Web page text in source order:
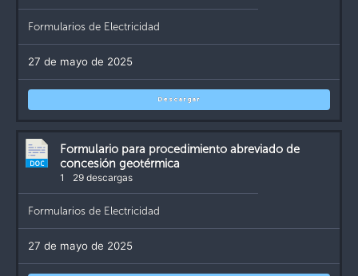
Formularios de Electricidad
27 de mayo de 2025
Descargar
Formulario para procedimiento abreviado de
concesión geotérmica
1 29 descargas
Formularios de Electricidad
27 de mayo de 2025